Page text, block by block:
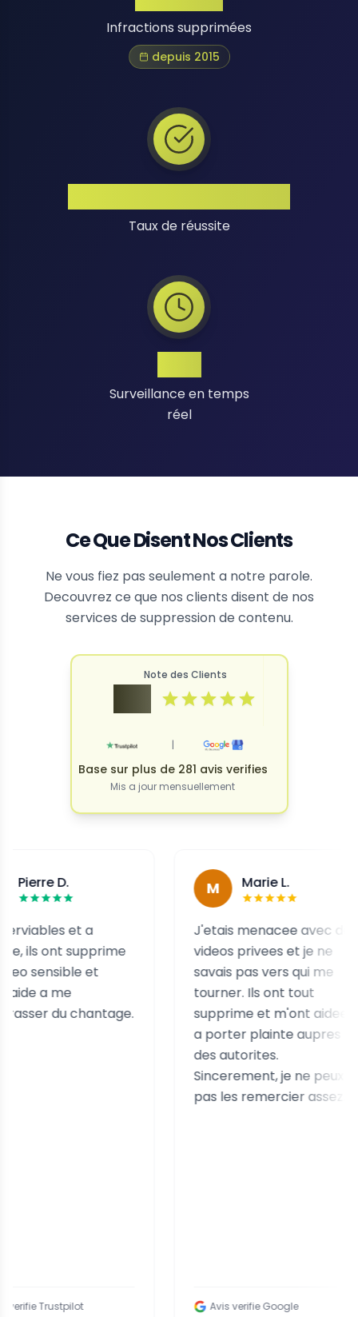
Infractions supprimées
depuis 2015
Taux de réussite
Surveillance en temps
réel
Ce Que Disent Nos Clients
Ne vous fiez pas seulement a notre parole.
Decouvrez ce que nos clients disent de nos
services de suppression de contenu.
Note des Clients
|
Base sur plus de 281 avis verifies
Mis a jour mensuellement
et a
supprime
et
chantage.
Marie L.
J'etais menacee avec des
videos privees et je ne
savais pas vers qui me
tourner. Ils ont tout
supprime et m'ont aidee
a porter plainte aupres
des autorites.
Sincerement, je ne peux
pas les remercier assez.
Avis verifie Google